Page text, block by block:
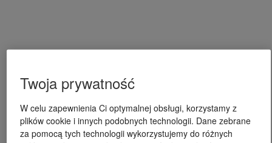
Twoja prywatność
W celu zapewnienia Ci optymalnej obsługi, korzystamy z
plików cookie i innych podobnych technologii. Dane zebrane
za pomocą tych technologii wykorzystujemy do różnych